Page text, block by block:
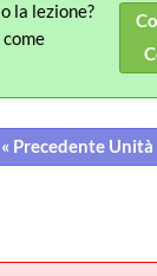
la lezione?
« Precedente Unità